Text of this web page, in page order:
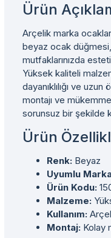
Ürün
Arçelik marka
beyaz ocak
mutfaklarınızda
Yüksek kaliteli
dayanıklılığı ve
montajı ve
sorunsuz bir şekilde
Ürün
Renk: Beyaz
Uyumlu
Ürün Kodu:
Malzeme:
Kullanım:
Montaj: Kolay